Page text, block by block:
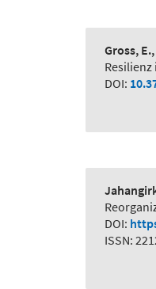
Gross,
DOI:
DOI:
ISSN: